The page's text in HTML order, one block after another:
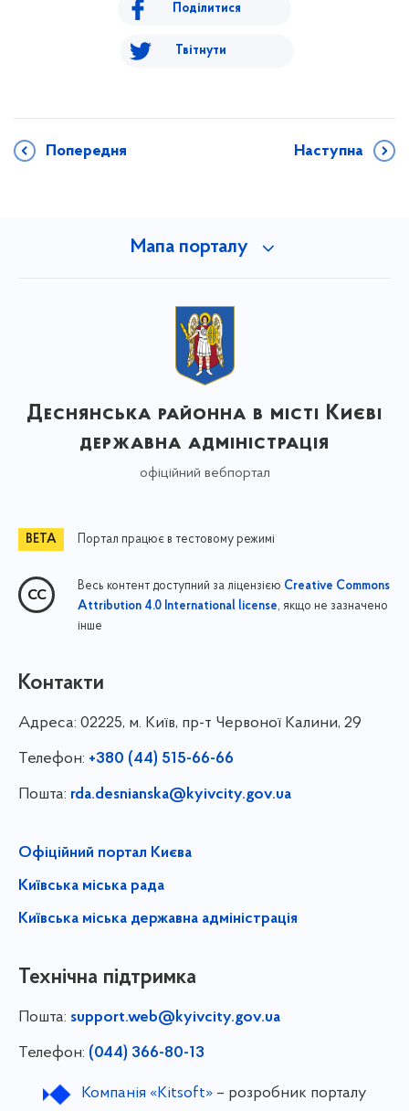
Поділитися
Твітнути
Попередня Наступна
Мапа порталу
Деснянська районна в місті Києві
державна адміністрація
офіційний вебпортал
Портал працює в тестовому режимі
Весь контент доступний за ліцензією Creative Commons
Attribution 4.0 International license, якщо не зазначено
інше
Контакти
Адреса: 02225, м. Київ, пр-т Червоної Калини, 29
Телефон: +380 (44) 515-66-66
Пошта: rda.desnianska@kyivcity.gov.ua
Офіційний портал Києва
Київська міська рада
Київська міська державна адміністрація
Технічна підтримка
Пошта: support.web@kyivcity.gov.ua
Телефон: (044) 366-80-13
Компанія «Kitsoft»– розробник порталу